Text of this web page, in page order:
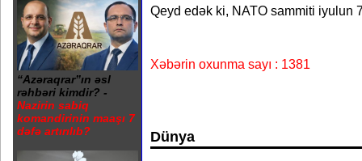
“Azəraqrar”ın əsl
rəhbəri kimdir? -
Nazirin sabiq
komandirinin maaşı 7
dəfə artırılıb?
Qeyd edək ki, NATO sammiti iyulun
Xəbərin oxunma sayı : 1381
Dünya